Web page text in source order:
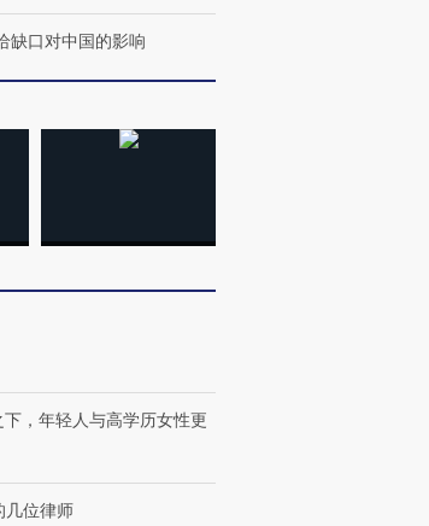
缺口对中国的影响
下，年轻人与高学历女性更
几位律师